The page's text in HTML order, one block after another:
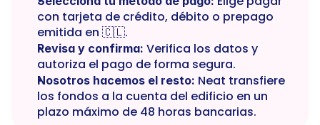
con tarjeta de crédito, débito o prepago
emitida en 🇨🇱.
Revisa y confirma: Verifica los datos y
autoriza el pago de forma segura.
Nosotros hacemos el resto: Neat transfiere
los fondos a la cuenta del edificio en un
plazo máximo de 48 horas bancarias.